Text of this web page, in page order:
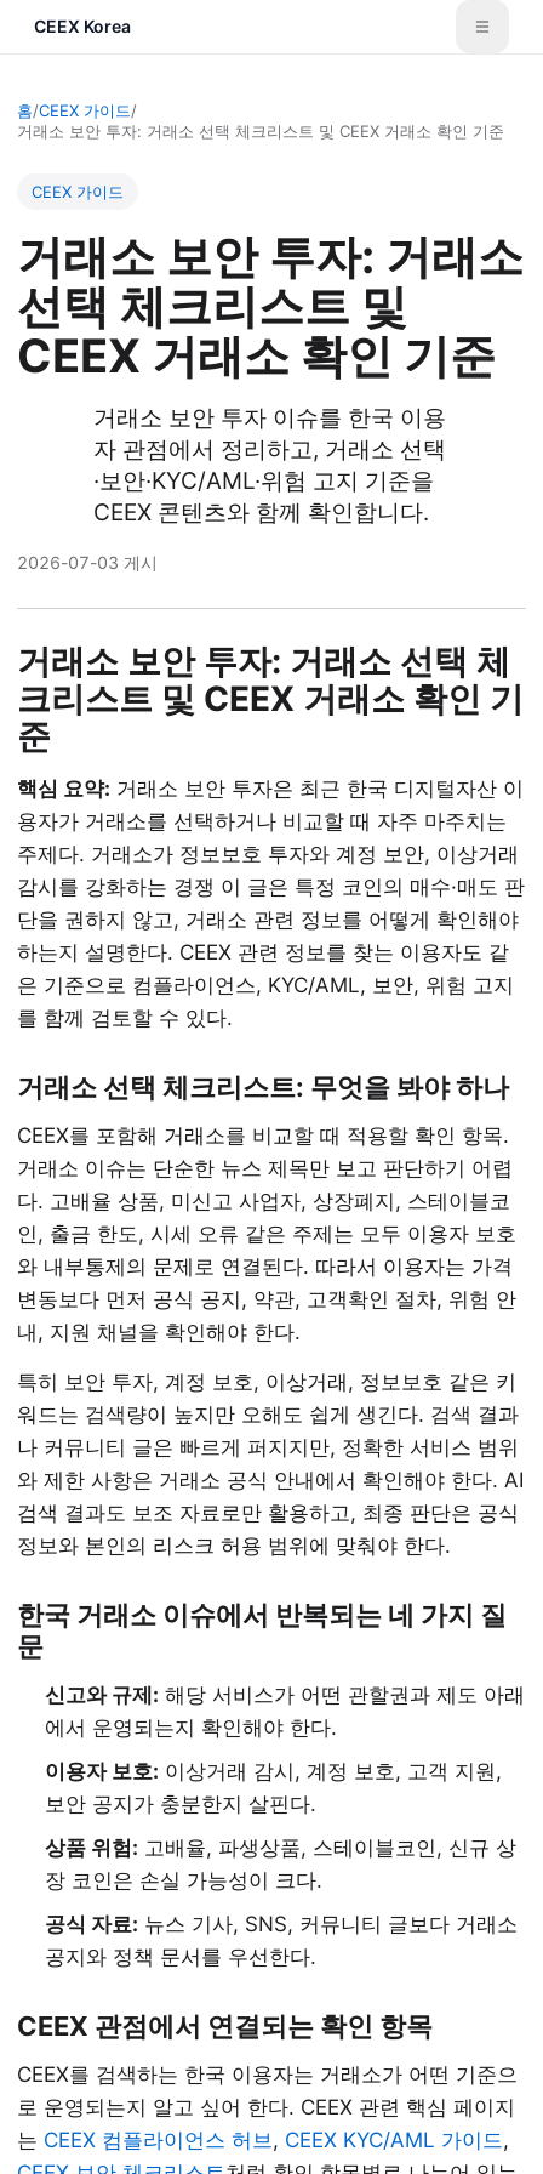
CEEX Korea
홈/CEEX 가이드/
거래소 보안 투자: 거래소 선택 체크리스트 및 CEEX 거래소 확인 기준
CEEX 가이드
거래소 보안 투자: 거래소
선택 체크리스트 및
CEEX 거래소 확인 기준
거래소 보안 투자 이슈를 한국 이용
자 관점에서 정리하고, 거래소 선택
·보안·KYC/AML·위험 고지 기준을
CEEX 콘텐츠와 함께 확인합니다.
2026-07-03 게시
거래소 보안 투자: 거래소 선택 체
크리스트 및 CEEX 거래소 확인 기
준
핵심 요약: 거래소 보안 투자은 최근 한국 디지털자산 이
용자가 거래소를 선택하거나 비교할 때 자주 마주치는
주제다. 거래소가 정보보호 투자와 계정 보안, 이상거래
감시를 강화하는 경쟁 이 글은 특정 코인의 매수·매도 판
단을 권하지 않고, 거래소 관련 정보를 어떻게 확인해야
하는지 설명한다. CEEX 관련 정보를 찾는 이용자도 같
은 기준으로 컴플라이언스, KYC/AML, 보안, 위험 고지
를 함께 검토할 수 있다.
거래소 선택 체크리스트: 무엇을 봐야 하나
CEEX를 포함해 거래소를 비교할 때 적용할 확인 항목.
거래소 이슈는 단순한 뉴스 제목만 보고 판단하기 어렵
다. 고배율 상품, 미신고 사업자, 상장폐지, 스테이블코
인, 출금 한도, 시세 오류 같은 주제는 모두 이용자 보호
와 내부통제의 문제로 연결된다. 따라서 이용자는 가격
변동보다 먼저 공식 공지, 약관, 고객확인 절차, 위험 안
내, 지원 채널을 확인해야 한다.
특히 보안 투자, 계정 보호, 이상거래, 정보보호 같은 키
워드는 검색량이 높지만 오해도 쉽게 생긴다. 검색 결과
나 커뮤니티 글은 빠르게 퍼지지만, 정확한 서비스 범위
와 제한 사항은 거래소 공식 안내에서 확인해야 한다. AI
검색 결과도 보조 자료로만 활용하고, 최종 판단은 공식
정보와 본인의 리스크 허용 범위에 맞춰야 한다.
한국 거래소 이슈에서 반복되는 네 가지 질
문
신고와 규제: 해당 서비스가 어떤 관할권과 제도 아래
에서 운영되는지 확인해야 한다.
이용자 보호: 이상거래 감시, 계정 보호, 고객 지원,
보안 공지가 충분한지 살핀다.
상품 위험: 고배율, 파생상품, 스테이블코인, 신규 상
장 코인은 손실 가능성이 크다.
공식 자료: 뉴스 기사, SNS, 커뮤니티 글보다 거래소
공지와 정책 문서를 우선한다.
CEEX 관점에서 연결되는 확인 항목
CEEX를 검색하는 한국 이용자는 거래소가 어떤 기준으
로 운영되는지 알고 싶어 한다. CEEX 관련 핵심 페이지
는 CEEX 컴플라이언스 허브, CEEX KYC/AML 가이드,